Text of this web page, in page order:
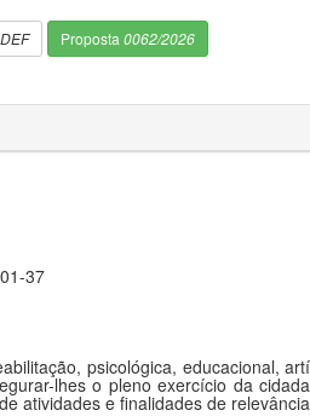
Proposta 0062/2026
37
psicológica, educacional,
lhes o pleno exercício da
atividades e finalidades de